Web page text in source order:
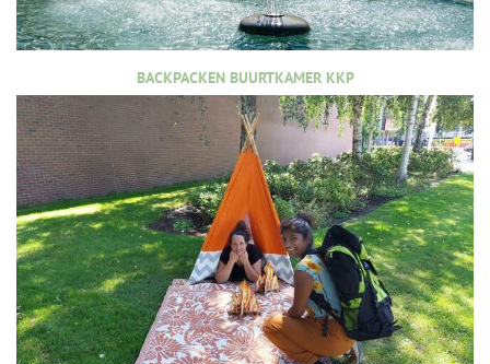
BACKPACKEN BUURTKAMER KKP